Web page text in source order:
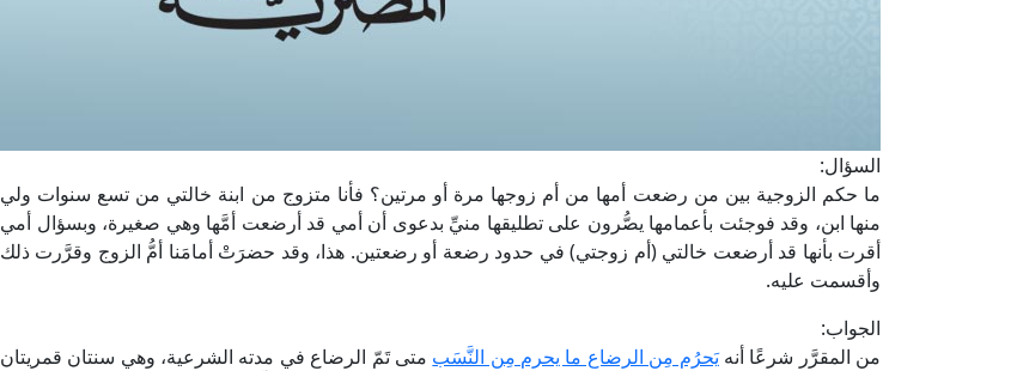
السؤال:
ما حكم الزوجية بين من رضعت أمها من أم زوجها مرة أو مرتين؟ فأنا متزوج من ابنة خالتي من تسع سنوات ولي
منها ابن، وقد فوجئت بأعمامها يصُّرون على تطليقها منيِّ بدعوى أن أمي قد أرضعت أمَّها وهي صغيرة، وبسؤال أمي
أقرت بأنها قد أرضعت خالتي (أم زوجتي) في حدود رضعة أو رضعتين. هذا، وقد حضرَتْ أمامَنا أمُّ الزوج وقرَّرت ذلك
وأقسمت عليه.
الجواب:
من المقرَّر شرعًا أنهيَحرُم مِن الرضاع ما يحرم مِن النَّسَب متى تَمّ الرضاع في مدته الشرعية، وهي سنتان قمريتان